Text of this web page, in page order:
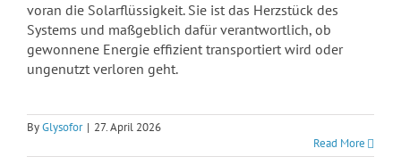
voran die Solarflüssigkeit. Sie ist das Herzstück des
Systems und maßgeblich dafür verantwortlich, ob
gewonnene Energie effizient transportiert wird oder
ungenutzt verloren geht.
ByGlysofor | 27. April 2026
Read More